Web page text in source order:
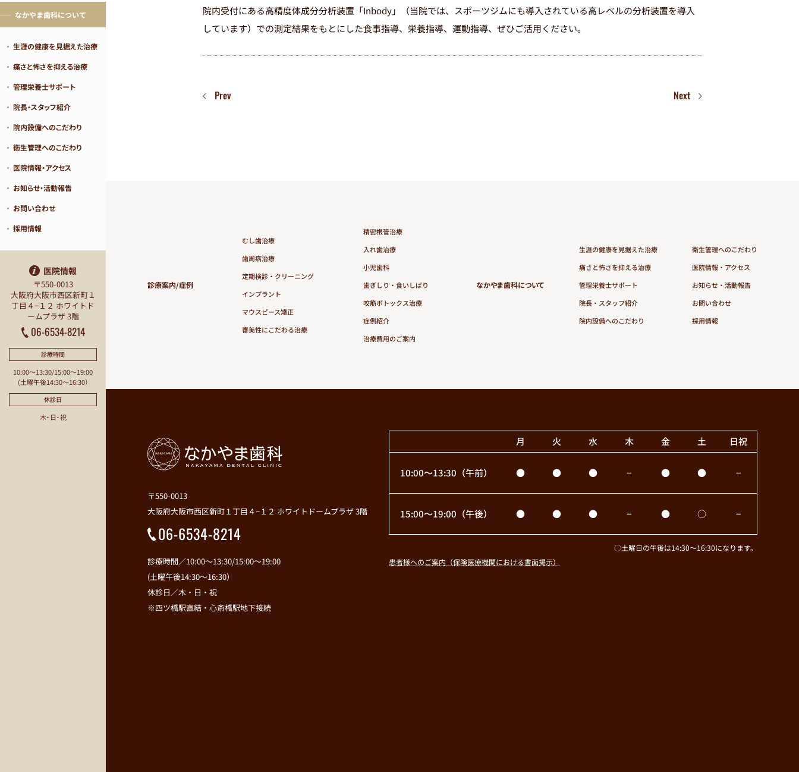
院内受付にある高精度体成分分析装置「Inbody」（当院では、スポーツジムにも導入されている高レベルの分析装置を導入
しています）での測定結果をもとにした食事指導、栄養指導、運動指導、ぜひご活用ください。
Prev Next
なかやま歯科について
生涯の健康を見据えた治療
痛さと怖さを抑える治療
管理栄養士サポート
院長・スタッフ紹介
院内設備へのこだわり
衛生管理へのこだわり
医院情報・アクセス
お知らせ・活動報告
お問い合わせ
採用情報
医院情報
〒550-0013
大阪府大阪市西区新町１
丁目４−１２ ホワイトド
ームプラザ 3階
06-6534-8214
診療時間
10:00〜13:30/15:00〜19:00
(土曜午後14:30〜16:30）
休診日
木・日・祝
診療案内/症例
むし歯治療
歯周病治療
定期検診・クリーニング
インプラント
マウスピース矯正
審美性にこだわる治療
精密根管治療
入れ歯治療
小児歯科
歯ぎしり・食いしばり
咬筋ボトックス治療
症例紹介
治療費用のご案内
なかやま歯科について
生涯の健康を見据えた治療
痛さと怖さを抑える治療
管理栄養士サポート
院長・スタッフ紹介
院内設備へのこだわり
衛生管理へのこだわり
医院情報・アクセス
お知らせ・活動報告
お問い合わせ
採用情報
〒550-0013
大阪府大阪市西区新町１丁目４−１２ ホワイトドームプラザ 3階
06-6534-8214
診療時間／10:00～13:30/15:00～19:00
(土曜午後14:30～16:30）
休診日／木・日・祝
※四ツ橋駅直結・心斎橋駅地下接続
月 火 水 木 金 土 日祝
10:00〜13:30 （午前） ● ● ● − ● ● −
15:00〜19:00 （午後） ● ● ● − ● ○ −
○土曜日の午後は14:30～16:30になります。
患者様へのご案内（保険医療機関における書面掲示）